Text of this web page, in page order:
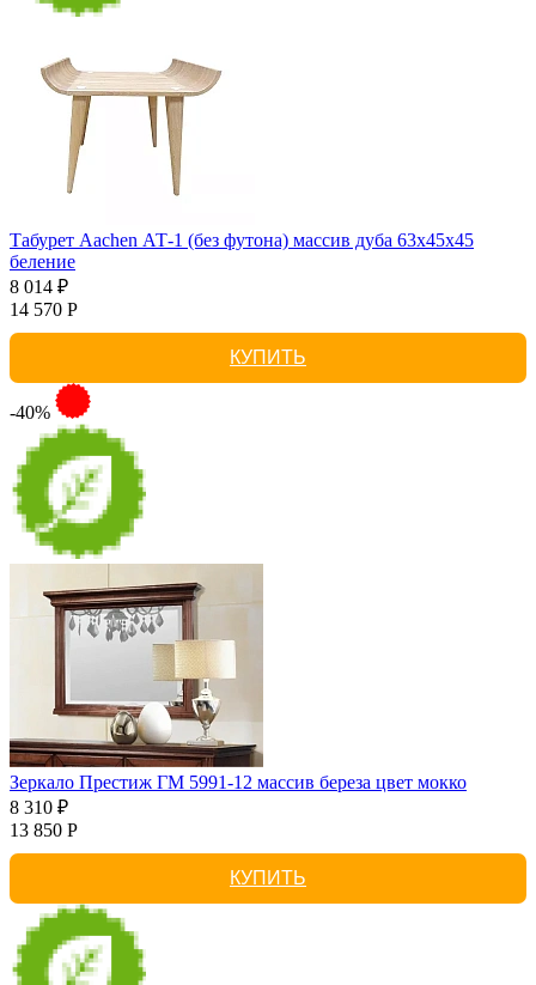
Табурет Aachen АТ-1 (без футона) массив дуба 63х45х45
беление
8 014 ₽
14 570 Р
КУПИТЬ
-40%
Зеркало Престиж ГМ 5991-12 массив береза цвет мокко
8 310 ₽
13 850 Р
КУПИТЬ